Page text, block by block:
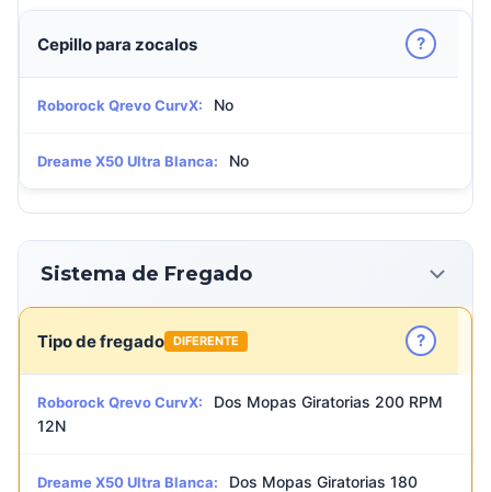
Cepillo para zocalos ?
Roborock Qrevo CurvX: No
Dreame X50 Ultra Blanca: No
Sistema de Fregado
Tipo de fregado DIFERENTE ?
Roborock Qrevo CurvX:
Dos Mopas Giratorias 200 RPM
12N
Dreame X50 Ultra Blanca:
Dos Mopas Giratorias 180